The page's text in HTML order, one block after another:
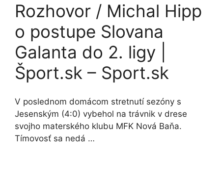
Rozhovor / Michal Hipp
o postupe Slovana
Galanta do 2. ligy |
Šport.sk – Sport.sk
V poslednom domácom stretnutí sezóny s
Jesenským (4:0) vybehol na trávnik v drese
svojho materského klubu MFK Nová Baňa.
Tímovosť sa nedá …